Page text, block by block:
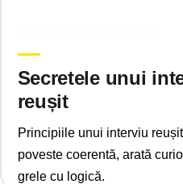
Secretele unui
reușit
Principiile unui interviu
poveste coerentă, arată
grele cu logică.